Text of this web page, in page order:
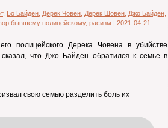
, Бо Байден Дерек Човен Дерек Шовен Джо Байден
бывшему полицейскому, расизм | 2021-04-21
полицейского Дерека Човена в убийстве
что Джо Байден обратился к семье в
свою семью разделить боль их